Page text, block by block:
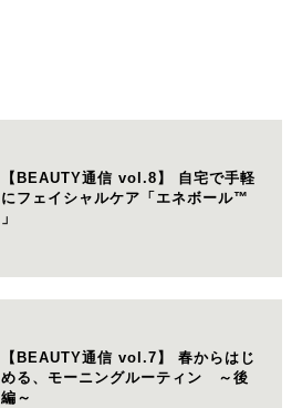
【BEAUTY通信 vol.8】 自宅で手軽
にフェイシャルケア「エネボール™
」
【BEAUTY通信 vol.7】 春からはじ
める、モーニングルーティン ～後
編～